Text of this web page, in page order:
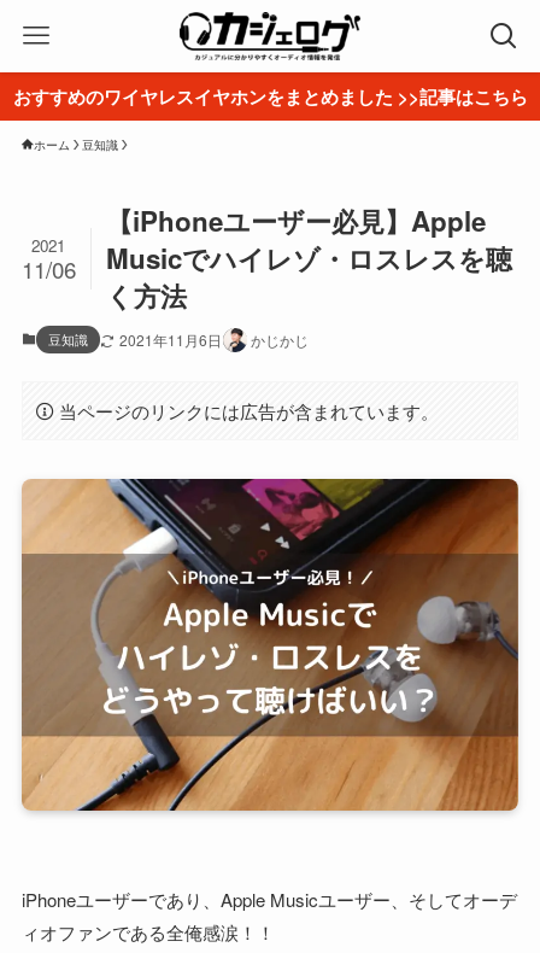
おすすめのワイヤレスイヤホンをまとめました >>記事はこちら
ホーム 豆知識
【iPhoneユーザー必見】Apple
Musicでハイレゾ・ロスレスを聴
く方法
2021
11/06
豆知識 2021年11月6日 かじかじ
当ページのリンクには広告が含まれています。
iPhoneユーザーであり、Apple Musicユーザー、そしてオーデ
ィオファンである全俺感涙！！